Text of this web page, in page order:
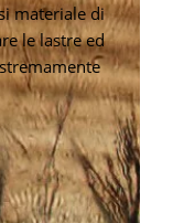
materiale di
le lastre ed